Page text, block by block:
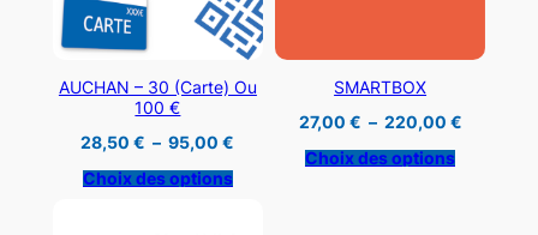
AUCHAN – 30 (carte) Ou
100 €
28,50€ – 95,00€
Choix des options
SMARTBOX
27,00 € – 220,00 €Plage
Choix des options